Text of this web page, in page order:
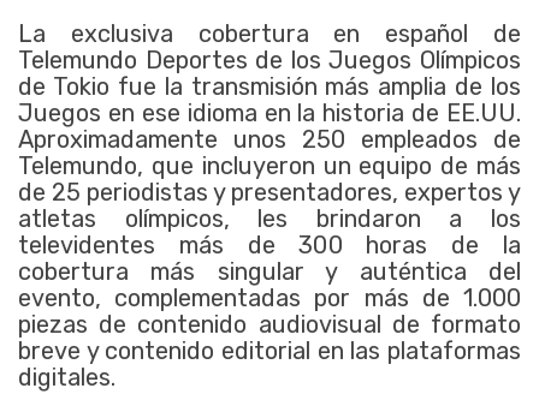
La exclusiva cobertura en español de
Telemundo Deportes de los Juegos Olímpicos
de Tokio fue la transmisión más amplia de los
Juegos en ese idioma en la historia de EE.UU.
Aproximadamente unos 250 empleados de
Telemundo, que incluyeron un equipo de más
de 25 periodistas y presentadores, expertos y
atletas olímpicos, les brindaron a los
televidentes más de 300 horas de la
cobertura más singular y auténtica del
evento, complementadas por más de 1.000
piezas de contenido audiovisual de formato
breve y contenido editorial en las plataformas
digitales.